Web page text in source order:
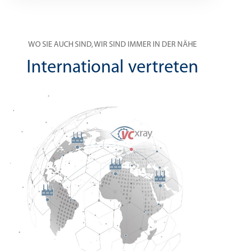
WO SIE AUCH SIND, WIR SIND IMMER IN DER NÄHE
International vertreten